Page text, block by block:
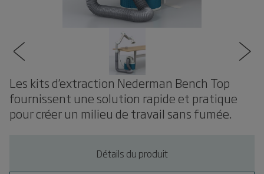
Les kits d’extraction Nederman Bench Top
fournissent une solution rapide et pratique
pour créer un milieu de travail sans fumée.
Détails du produit